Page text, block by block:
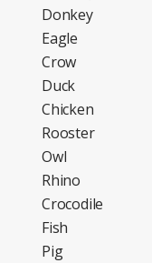
Donkey
Eagle
Crow
Duck
Chicken
Rooster
Owl
Rhino
Crocodile
Fish
Pig